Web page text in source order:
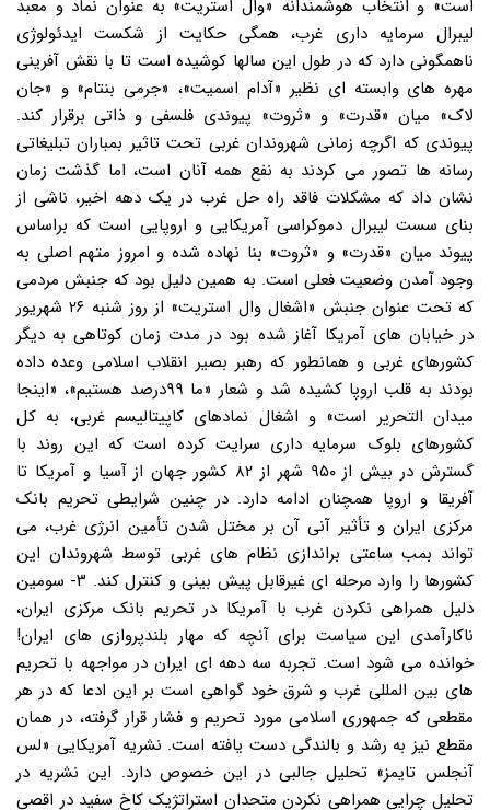
است» و انتخاب هوشمندانه «وال استریت» به عنوان نماد و معبد
لیبرال سرمایه داری غرب، همگی حکایت از شکست ایدئولوژی
ناهمگونی دارد که در طول این سالها کوشیده است تا با نقش آفرینی
مهره های وابسته ای نظیر «آدام اسمیت»، «جرمی بنتام» و «جان
لاک» میان «قدرت» و «ثروت» پیوندی فلسفی و ذاتی برقرار کند.
پیوندی که اگرچه زمانی شهروندان غربی تحت تاثیر بمباران تبلیغاتی
رسانه ها تصور می کردند به نفع همه آنان است، اما گذشت زمان
نشان داد که مشکلات فاقد راه حل غرب در یک دهه اخیر، ناشی از
بنای سست لیبرال دموکراسی آمریکایی و اروپایی است که براساس
پیوند میان «قدرت» و «ثروت» بنا نهاده شده و امروز متهم اصلی به
وجود آمدن وضعیت فعلی است. به همین دلیل بود که جنبش مردمی
که تحت عنوان جنبش «اشغال وال استریت» از روز شنبه ۲۶ شهریور
در خیابان های آمریکا آغاز شده بود در مدت زمان کوتاهی به دیگر
کشورهای غربی و همانطور که رهبر بصیر انقلاب اسلامی وعده داده
بودند به قلب اروپا کشیده شد و شعار «ما ۹۹درصد هستیم»، «اینجا
میدان التحریر است» و اشغال نمادهای کاپیتالیسم غربی، به کل
کشورهای بلوک سرمایه داری سرایت کرده است که این روند با
گسترش در بیش از ۹۵۰ شهر از ۸۲ کشور جهان از آسیا و آمریکا تا
آفریقا و اروپا همچنان ادامه دارد. در چنین شرایطی تحریم بانک
مرکزی ایران و تأثیر آنی آن بر مختل شدن تأمین انرژی غرب، می
تواند بمب ساعتی براندازی نظام های غربی توسط شهروندان این
کشورها را وارد مرحله ای غیرقابل پیش بینی و کنترل کند. ۳- سومین
دلیل همراهی نکردن غرب با آمریکا در تحریم بانک مرکزی ایران،
ناکارآمدی این سیاست برای آنچه که مهار بلندپروازی های ایران!
خوانده می شود است. تجربه سه دهه ای ایران در مواجهه با تحریم
های بین المللی غرب و شرق خود گواهی است بر این ادعا که در هر
مقطعی که جمهوری اسلامی مورد تحریم و فشار قرار گرفته، در همان
مقطع نیز به رشد و بالندگی دست یافته است. نشریه آمریکایی «لس
آنجلس تایمز» تحلیل جالبی در این خصوص دارد. این نشریه در
تحلیل چرایی همراهی نکردن متحدان استراتژیک کاخ سفید در اقصی